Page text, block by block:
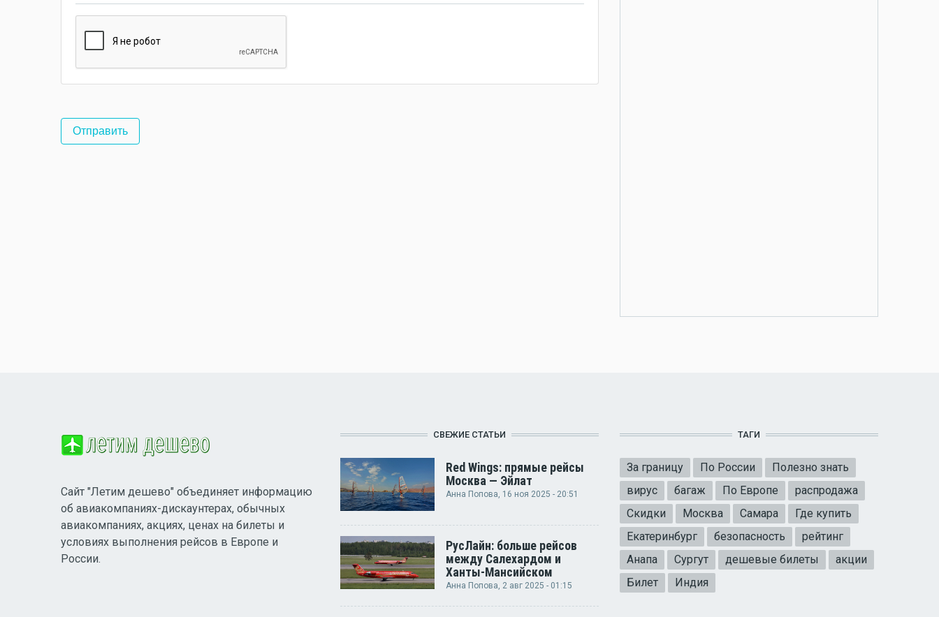
Сайт "Летим дешево" объединяет информацию
об авиакомпаниях-дискаунтерах, обычных
авиакомпаниях, акциях, ценах на билеты и
условиях выполнения рейсов в Европе и
России.
СВЕЖИЕ СТАТЬИ
Red Wings: прямые рейсы
Москва — Эйлат
Анна Попова, 16 ноя 2025 - 20:51
РусЛайн: больше рейсов
между Салехардом и
Ханты-Мансийском
Анна Попова, 2 авг 2025 - 01:15
ТАГИ
За границу По России
Полезно знать
вирус
багаж По Европе
распродажа
Скидки
Москва Самара
Где купить
Екатеринбург
безопасность
рейтинг
Анапа
Сургут дешевые билеты
акции
Билет
Индия